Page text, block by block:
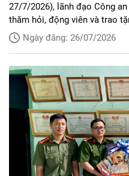
27/7/2026), lãnh đạo Công
thăm hỏi, động viên và trao
các gia đình liệt sĩ Công an
Ngày đăng: 26/07/2026